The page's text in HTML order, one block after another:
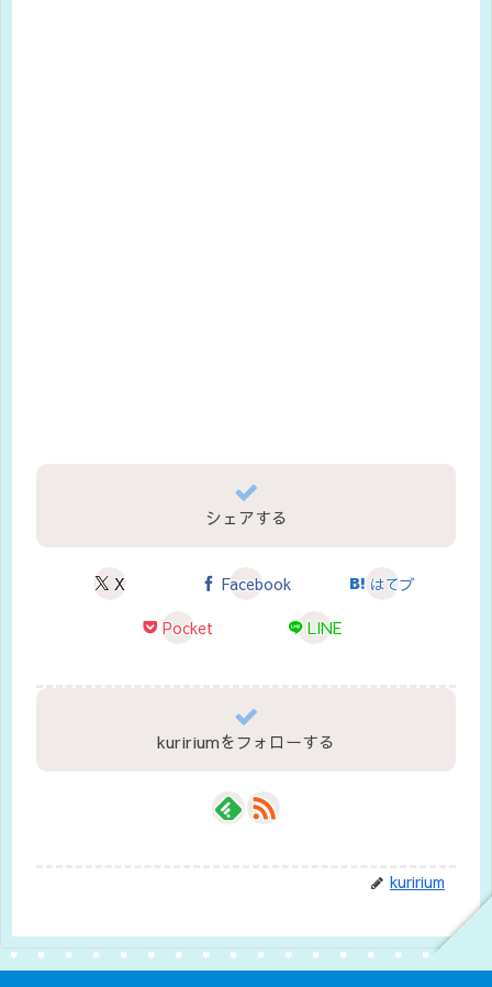
シェアする
X Facebook
はてブ
Pocket
LINE
kuririumをフォローする
kuririum